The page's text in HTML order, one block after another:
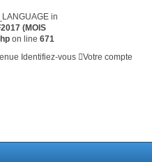
in
(MOIS
on line 671
Identifiez-vous
Votre compte